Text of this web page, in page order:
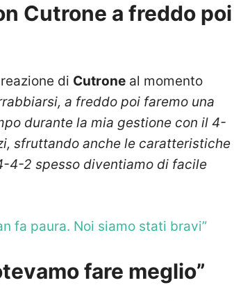
Cutrone a freddo poi
di Cutrone al momento
a freddo poi faremo una
durante la mia gestione con il 4-
sfruttando anche le caratteristiche
4-2 spesso diventiamo di facile
fa paura. Noi siamo stati bravi”
fare meglio”